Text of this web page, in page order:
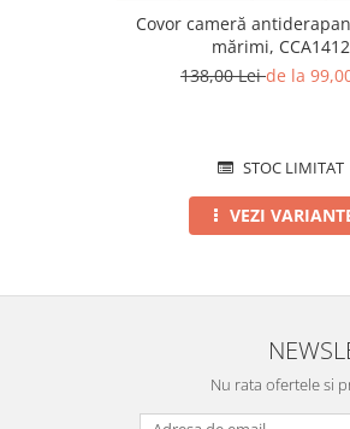
Covor cameră
mărimi, CCA1412
138,00 Leide la
STOC LIMITAT
VEZI
Nu rata ofertele si